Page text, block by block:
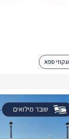
ספא
שובר מילואים